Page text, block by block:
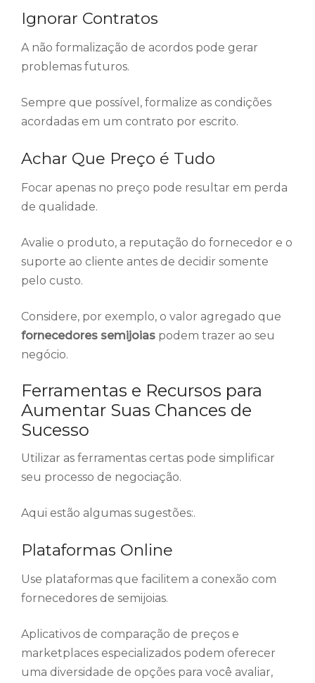
Ignorar Contratos
A não formalização de acordos pode gerar
problemas futuros.
Sempre que possível, formalize as condições
acordadas em um contrato por escrito.
Achar Que Preço é Tudo
Focar apenas no preço pode resultar em perda
de qualidade.
Avalie o produto, a reputação do fornecedor e o
suporte ao cliente antes de decidir somente
pelo custo.
Considere, por exemplo, o valor agregado que
fornecedores semijoias podem trazer ao seu
negócio.
Ferramentas e Recursos para
Aumentar Suas Chances de
Sucesso
Utilizar as ferramentas certas pode simplificar
seu processo de negociação.
Aqui estão algumas sugestões:.
Plataformas Online
Use plataformas que facilitem a conexão com
fornecedores de semijoias.
Aplicativos de comparação de preços e
marketplaces especializados podem oferecer
uma diversidade de opções para você avaliar,